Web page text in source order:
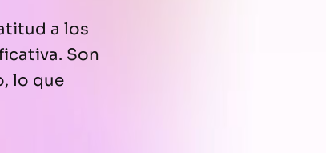
a los
Son
lo que